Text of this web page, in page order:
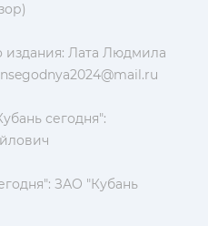
издания: Лата Людмила
сегодня":
ЗАО "Кубань